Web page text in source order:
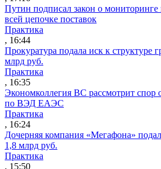
Путин подписал закон о
всей цепочке поставок
Практика
, 16:44
Прокуратура подала иск к структуре
млрд руб.
Практика
, 16:35
Экономколлегия ВС рассмотрит спор
по ВЭД ЕАЭС
Практика
, 16:24
Дочерняя компания «Мегафона»
1,8 млрд руб.
Практика
, 15:50